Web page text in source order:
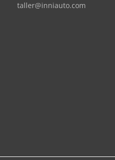
taller@inniauto.com